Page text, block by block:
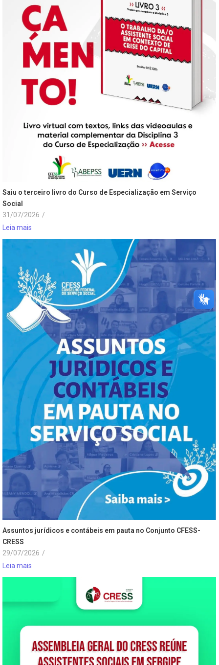
Saiu o terceiro livro do Curso de Especialização em Serviço
Social
31/07/2026 /
Leia mais
Assuntos jurídicos e contábeis em pauta no Conjunto CFESS-
CRESS
29/07/2026 /
Leia mais